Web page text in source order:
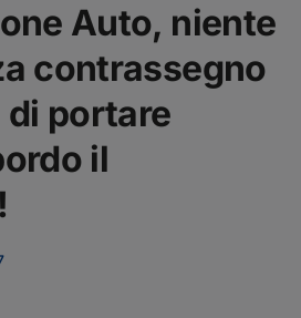
Auto, niente
contrassegno
di portare
il